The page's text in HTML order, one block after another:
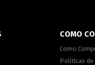
COMO
Como
Políticas de